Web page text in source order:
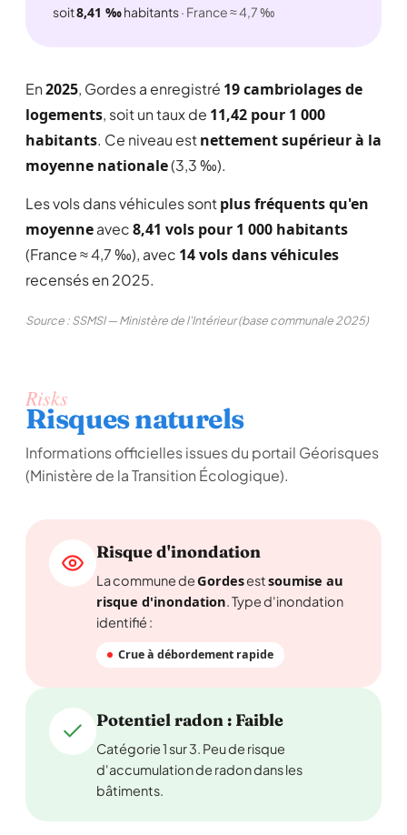
soit8,41 ‰habitants· France ≈ 4,7 ‰
En2025, Gordes a enregistré 19 cambriolages de
logements, soit un taux de 11,42 pour 1 000
habitants. Ce niveau estnettement supérieur à la
moyenne nationale(3,3 ‰).
Les vols dans véhicules sontplus fréquents qu'en
moyenneavec8,41 vols pour 1 000 habitants
(France ≈ 4,7 ‰), avec 14 vols dans véhicules
recensés en 2025.
Source : SSMSI — Ministère de l'Intérieur (base communale 2025)
Risks
Risques naturels
Informations officielles issues du portail Géorisques
(Ministère de la Transition Écologique).
Risque d'inondation
La commune deGordesestsoumise au
risque d'inondation. Type d'inondation
identifié :
Crue à débordement rapide
Potentiel radon : Faible
Catégorie 1 sur 3. Peu de risque
d'accumulation de radon dans les
bâtiments.